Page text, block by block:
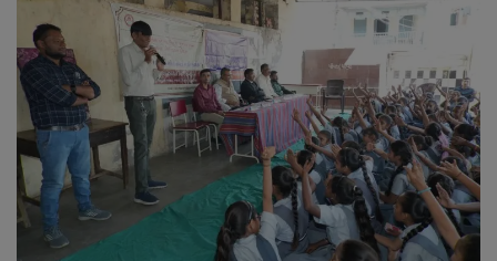
About Author
Contact
Dipotsav Special
આંતરરાષ્ટ્રીય
રાષ્ટ્રીય